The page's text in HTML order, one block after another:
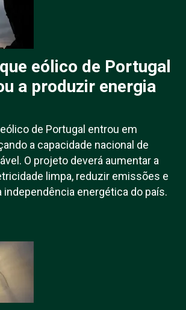
eólico de Portugal
a produzir energia
de Portugal entrou em
a capacidade nacional de
O projeto deverá aumentar a
limpa, reduzir emissões e
independência energética do país.